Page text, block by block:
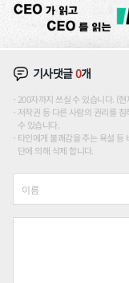
기사댓글0개
200자까지 쓰실 수 있습니다. (
저작권 등 다른 사람의 권리를
수 있습니다.
타인에게 불쾌감을 주는 욕설 등
단에 의해 삭제 합니다.